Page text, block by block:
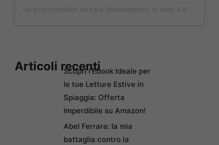
Articoli recentiScopri l’Ebook Ideale per
le tue Letture Estive in
Spiaggia: Offerta
Imperdibile su Amazon!
Abel Ferrara: la mia
battaglia contro la